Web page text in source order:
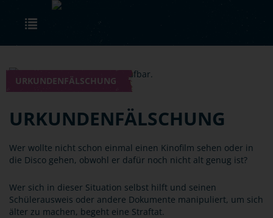
Skip to main content
URKUNDENFÄLSCHUNG
URKUNDENFÄLSCHUNG
Wer wollte nicht schon einmal einen Kinofilm sehen oder in
die Disco gehen, obwohl er dafür noch nicht alt genug ist?
Wer sich in dieser Situation selbst hilft und seinen
Schülerausweis oder andere Dokumente manipuliert, um sich
älter zu machen, begeht eine Straftat.